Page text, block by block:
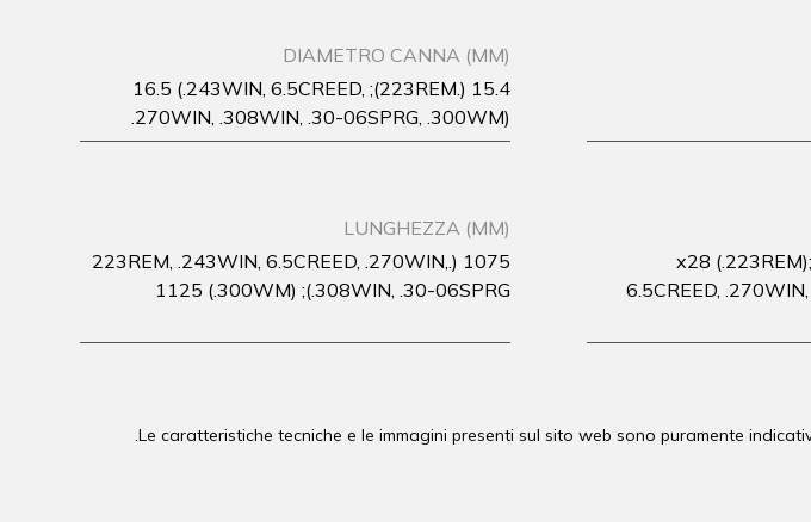
DIAMETRO CANNA (MM)
15.4 (.223REM); 16.5 (.243WIN, 6.5CREED,
.270WIN, .308WIN, .30-06SPRG, .300WM)
1/2”x28
6.5CREED,
LUNGHEZZA (MM)
1075 (.223REM, .243WIN, 6.5CREED, .270WIN,
.308WIN, .30-06SPRG); 1125 (.300WM)
Le caratteristiche tecniche e le immagini presenti sul sito web sono puramente